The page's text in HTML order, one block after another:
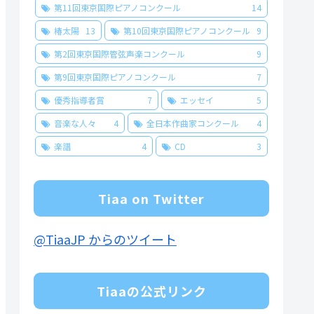
第11回東京国際ピアノコンクール
14
椿太陽
13 第10回東京国際ピアノコンクール
9
第2回東京国際管弦声楽コンクール
9
第9回東京国際ピアノコンクール
7
優秀指導者賞
7 エッセイ
5
音楽な人々
4 全日本作曲家コンクール
4
楽譜
4 CD 3
Tiaa on Twitter
@TiaaJP からのツイート
Tiaaの公式リンク